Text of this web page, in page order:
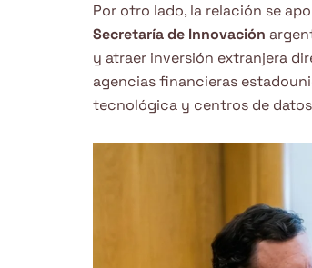
Por otro lado, la relación se
Secretaría de Innovación
y atraer inversión extranjera
agencias financieras
tecnológica y centros de